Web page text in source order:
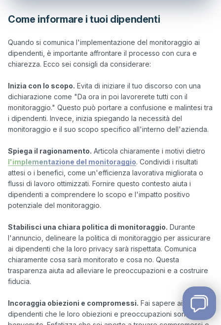
Come informare i tuoi dipendenti
Quando si comunica l'implementazione del monitoraggio ai
dipendenti, è importante affrontare il processo con cura e
chiarezza. Ecco sei consigli da considerare:
Inizia con lo scopo. Evita di iniziare il tuo discorso con una
dichiarazione come "Da ora in poi lavorerete tutti con il
monitoraggio." Questo può portare a confusione e malintesi tra
i dipendenti. Invece, inizia spiegando la necessità del
monitoraggio e il suo scopo specifico all'interno dell'azienda.
Spiega il ragionamento.
l'implementazione del monitoraggio. Condividi i risultati
attesi o i benefici, come un'efficienza lavorativa migliorata o
flussi di lavoro ottimizzati. Fornire questo contesto aiuta i
dipendenti a comprendere lo scopo e l'impatto positivo
potenziale del monitoraggio.
Stabilisci una chiara politica di monitoraggio. Durante
l'annuncio, delineare la politica di monitoraggio per assicurare
ai dipendenti che la loro privacy sarà rispettata. Comunica
chiaramente cosa sarà monitorato e cosa no. Questa
trasparenza aiuta ad alleviare le preoccupazioni e a costruire
fiducia.
Incoraggia obiezioni e compromessi. Fai sapere ai
dipendenti che le loro obiezioni e preoccupazioni sono